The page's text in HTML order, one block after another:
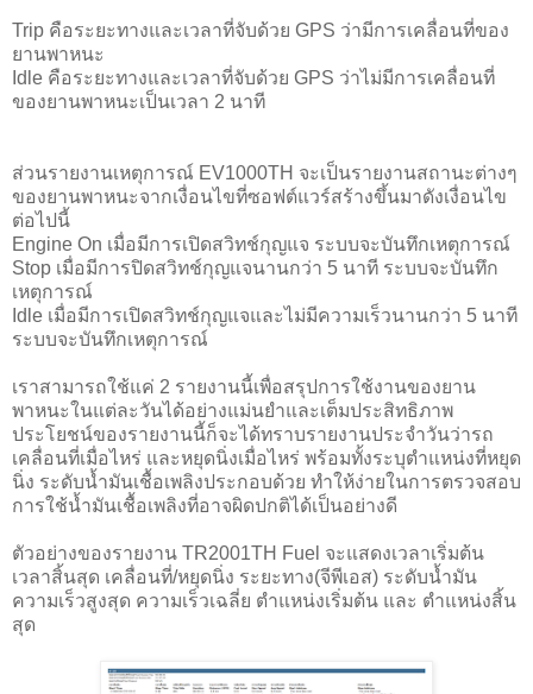
Trip คือระยะทางและเวลาที่จับด้วย GPS ว่ามีการเคลื่อนที่ของ
ยานพาหนะ
Idle คือระยะทางและเวลาที่จับด้วย GPS ว่าไม่มีการเคลื่อนที่
ของยานพาหนะเป็นเวลา 2 นาที
ส่วนรายงานเหตุการณ์ EV1000TH จะเป็นรายงานสถานะต่างๆ
ของยานพาหนะจากเงื่อนไขที่ซอฟต์แวร์สร้างขึ้นมาดังเงื่อนไข
ต่อไปนี้
Engine On เมื่อมีการเปิดสวิทช์กุญแจ ระบบจะบันทึกเหตุการณ์
Stop เมื่อมีการปิดสวิทช์กุญแจนานกว่า 5 นาที ระบบจะบันทึก
เหตุการณ์
Idle เมื่อมีการเปิดสวิทช์กุญแจและไม่มีความเร็วนานกว่า 5 นาที
ระบบจะบันทึกเหตุการณ์
เราสามารถใช้แค่ 2 รายงานนี้เพื่อสรุปการใช้งานของยาน
พาหนะในแต่ละวันได้อย่างแม่นยำและเต็มประสิทธิภาพ
ประโยชน์ของรายงานนี้ก็จะได้ทราบรายงานประจำวันว่ารถ
เคลื่อนที่เมื่อไหร่ และหยุดนิ่งเมื่อไหร่ พร้อมทั้งระบุตำแหน่งที่หยุด
นิ่ง ระดับน้ำมันเชื้อเพลิงประกอบด้วย ทำให้ง่ายในการตรวจสอบ
การใช้น้ำมันเชื้อเพลิงที่อาจผิดปกติได้เป็นอย่างดี
ตัวอย่างของรายงาน TR2001TH Fuel จะแสดงเวลาเริ่มต้น
เวลาสิ้นสุด เคลื่อนที่/หยุดนิ่ง ระยะทาง(จีพีเอส) ระดับน้ำมัน
ความเร็วสูงสุด ความเร็วเฉลี่ย ตำแหน่งเริ่มต้น และ ตำแหน่งสิ้น
สุด